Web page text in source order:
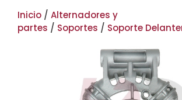
Inicio / Alternadores y
partes / Soportes / Soporte